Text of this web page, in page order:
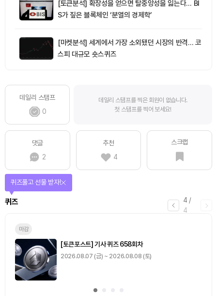
[토큰분석] 확장성을 얻으면 탈중앙성을 잃는다… BI
S가 짚은 블록체인 ‘분열의 경제학’
[마켓분석] 세계에서 가장 소외됐던 시장의 반격… 코
스피 대규모 숏스퀴즈
데일리 스탬프
0
데일리 스탬프를 찍은 회원이 없습니다.
첫 스탬프를 찍어 보세요!
댓글
2
추천
4
스크랩
4 /
4
퀴즈
퀴즈풀고 선물 받자!
마감
[토큰포스트] 기사 퀴즈 658회차
2026.08.07 (금) ~ 2026.08.08 (토)